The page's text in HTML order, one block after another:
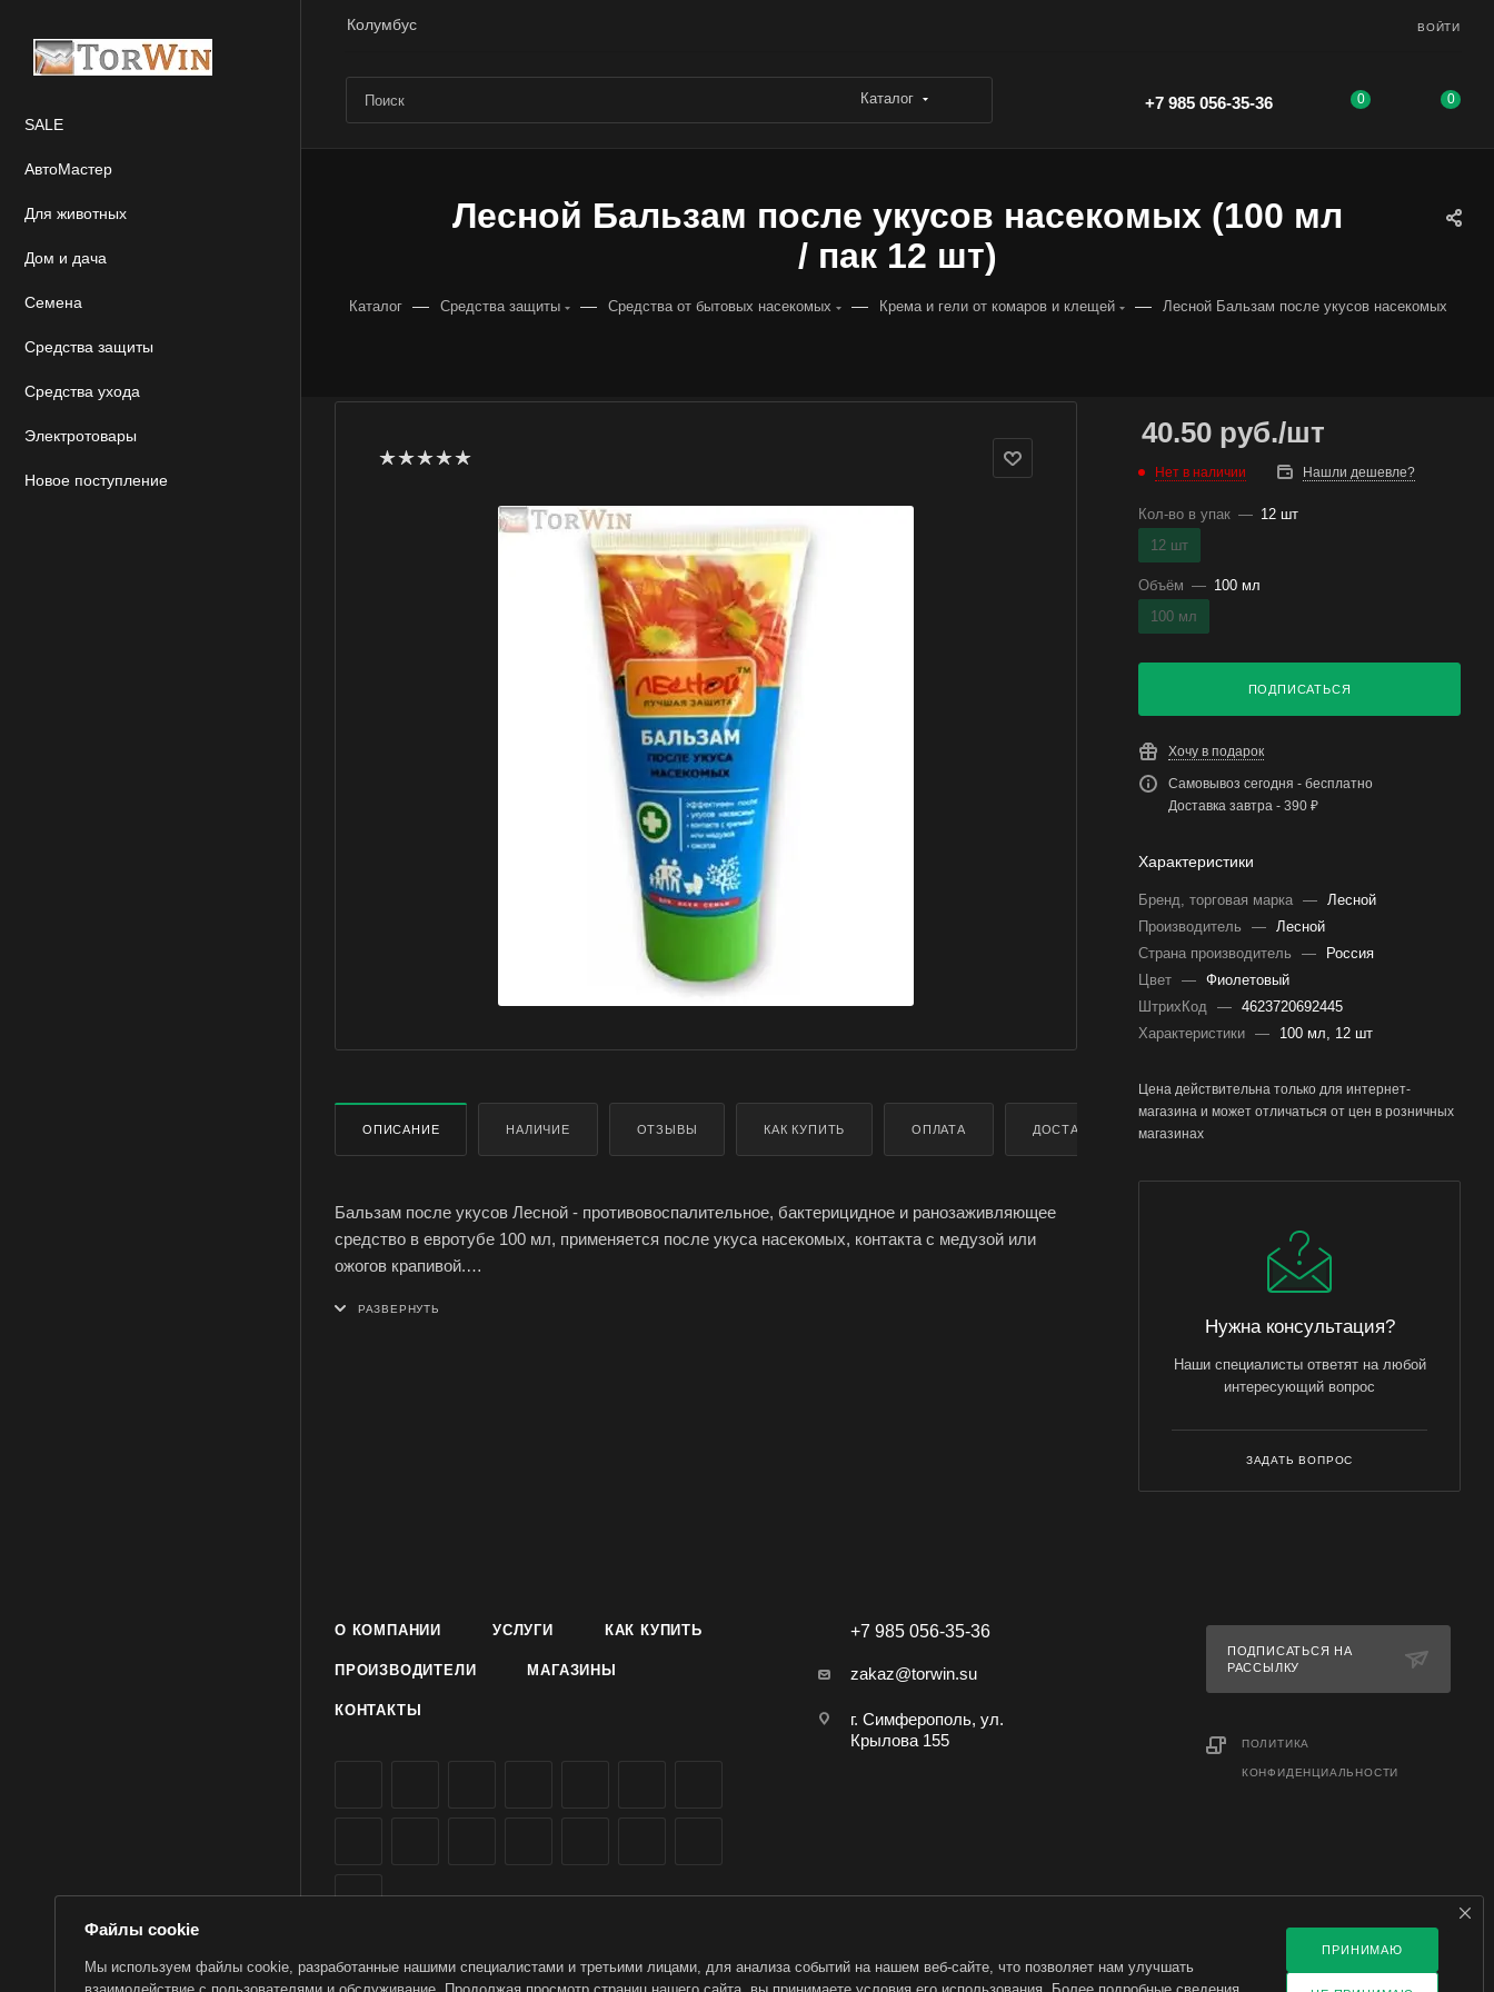
Колумбус ВОЙТИ
Каталог +7 985 056-35-36 0 0
SALE
АвтоМастер
Для животных
Дом и дача
Семена
Средства защиты
Средства ухода
Электротовары
Новое поступление
Лесной Бальзам после укусов насекомых (100 мл
/ пак 12 шт)
Каталог — Средства защиты — Средства от бытовых насекомых — Крема и гели от комаров и клещей — Лесной Бальзам после укусов насекомых
ОПИСАНИЕ НАЛИЧИЕ ОТЗЫВЫ КАК КУПИТЬ ОПЛАТА ДОСТАВКА ДОПОЛНИТЕЛЬНО
Бальзам после укусов Лесной - противовоспалительное, бактерицидное и ранозаживляющее
средство в евротубе 100 мл, применяется после укуса насекомых, контакта с медузой или
ожогов крапивой.
снимает кожный зуд и раздражение, имеет антисептические и разнозаживляющие свойства,
40.50 руб./шт
Нет в наличии Нашли дешевле?
Кол-во в упак — 12 шт
12 шт
Объём — 100 мл
100 мл
ПОДПИСАТЬСЯ
Хочу в подарок
Самовывоз сегодня - бесплатно
Доставка завтра - 390 ₽
Характеристики
Бренд, торговая марка — Лесной
Производитель
— Лесной
Страна производитель
—
Россия
Цвет — Фиолетовый
ШтрихКод — 4623720692445
Характеристики — 100 мл, 12 шт
Цена действительна только для интернет-
магазина и может отличаться от цен в розничных
магазинах
Нужна консультация?
Наши специалисты ответят на любой
интересующий вопрос
ЗАДАТЬ ВОПРОС
О КОМПАНИИ УСЛУГИ КАК КУПИТЬ
ПРОИЗВОДИТЕЛИ МАГАЗИНЫ
КОНТАКТЫ
+7 985 056-35-36
zakaz@torwin.su
г. Симферополь, ул.
Крылова 155
ПОДПИСАТЬСЯ НА
РАССЫЛКУ
ПОЛИТИКА
КОНФИДЕНЦИАЛЬНОСТИ
Файлы cookie
Мы используем файлы cookie, разработанные нашими специалистами и третьими лицами, для анализа событий на нашем веб-сайте, что позволяет нам улучшать
ПРИНИМАЮ